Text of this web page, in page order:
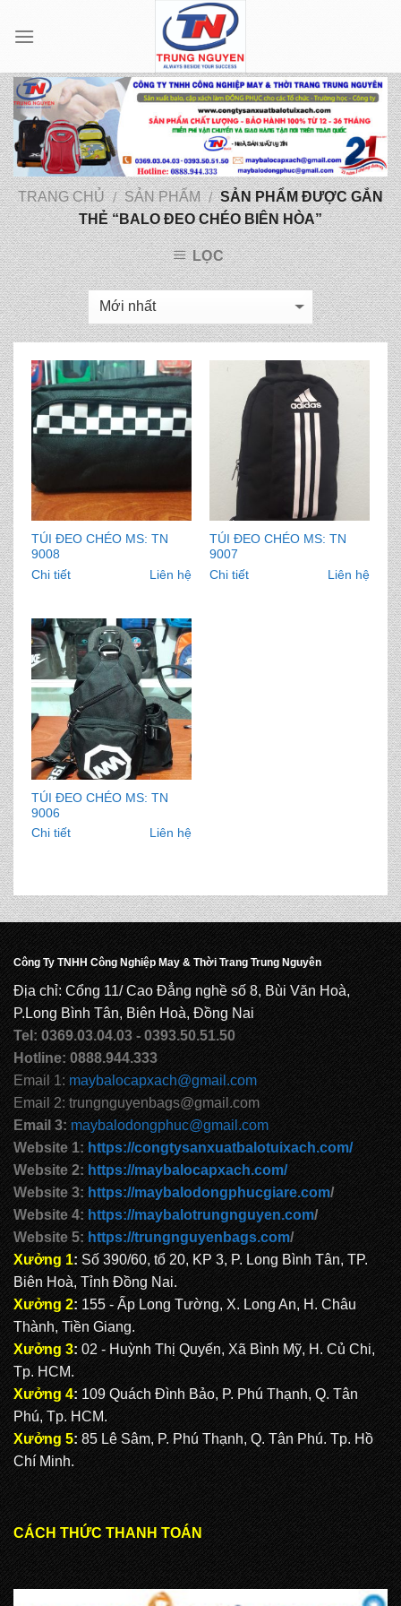
TRANG CHỦ / SẢN PHẨM / SẢN PHẨM ĐƯỢC GẮN
THẺ “BALO ĐEO CHÉO BIÊN HÒA”
LỌC
TÚI ĐEO CHÉO MS: TN
9008
Chi tiết
Liên hệ
TÚI ĐEO CHÉO MS: TN
9007
Chi tiết
Liên hệ
TÚI ĐEO CHÉO MS: TN
9006
Chi tiết
Liên hệ
Công Ty TNHH Công Nghiệp May & Thời Trang Trung Nguyên
Địa chỉ: Cổng 11/ Cao Đẳng nghề số 8, Bùi Văn Hoà,
P.Long Bình Tân, Biên Hoà, Đồng Nai
Tel: 0369.03.04.03 - 0393.50.51.50
Hotline: 0888.944.333
Email 1: maybalocapxach@gmail.com
Email 2: trungnguyenbags@gmail.com
Email 3: maybalodongphuc@gmail.com
Website 1: https://congtysanxuatbalotuixach.com/
Website 2: https://maybalocapxach.com/
Website 3: https://maybalodongphucgiare.com/
Website 4: https://maybalotrungnguyen.com/
Website 5: https://trungnguyenbags.com/
Xưởng 1: Số 390/60, tổ 20, KP 3, P. Long Bình Tân, TP.
Biên Hoà, Tỉnh Đồng Nai.
Xưởng 2: 155 - Ấp Long Tường, X. Long An, H. Châu
Thành, Tiền Giang.
Xưởng 3: 02 - Huỳnh Thị Quyến, Xã Bình Mỹ, H. Củ Chi,
Tp. HCM.
Xưởng 4: 109 Quách Đình Bảo, P. Phú Thạnh, Q. Tân
Phú, Tp. HCM.
Xưởng 5: 85 Lê Sâm, P. Phú Thạnh, Q. Tân Phú. Tp. Hồ
Chí Minh.
CÁCH THỨC THANH TOÁN